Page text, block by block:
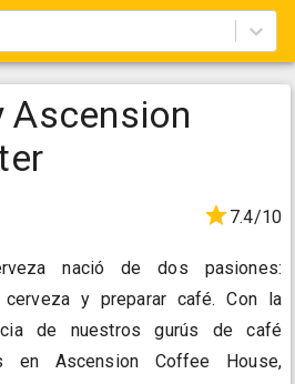
Ascension
7.4/10
nació de dos pasiones:
cerveza y preparar café. Con la
de nuestros gurús de café
en Ascension Coffee House,